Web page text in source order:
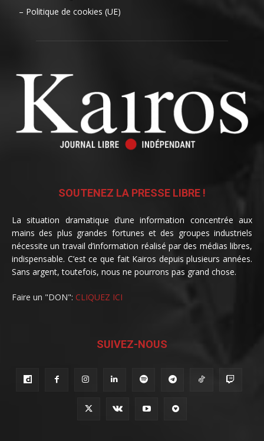
– Politique de cookies (UE)
SOUTENEZ LA PRESSE LIBRE !
La situation dramatique d’une information concentrée aux
mains des plus grandes fortunes et des groupes industriels
nécessite un travail d’information réalisé par des médias libres,
indispensable. C’est ce que fait Kairos depuis plusieurs années.
Sans argent, toutefois, nous ne pourrons pas grand chose.
Faire un "DON": CLIQUEZ ICI
SUIVEZ-NOUS